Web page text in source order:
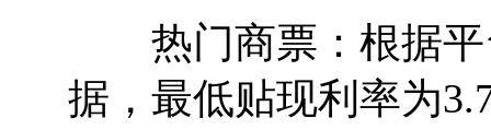
热门商票：根据平
据，最低贴现利率为